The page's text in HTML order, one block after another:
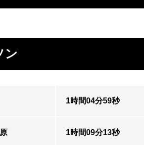
ン
1時間04分59秒
1時間09分13秒